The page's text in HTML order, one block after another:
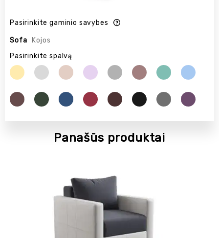
Pasirinkite gaminio savybes
Sofa
Kojos
Pasirinkite spalvą
Panašūs produktai